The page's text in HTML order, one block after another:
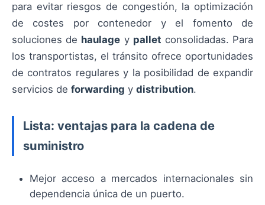
para evitar riesgos de congestión, la optimización
de costes por contenedor y el fomento de
soluciones de haulage y pallet consolidadas. Para
los transportistas, el tránsito ofrece oportunidades
de contratos regulares y la posibilidad de expandir
servicios de forwarding y distribution.
Lista: ventajas para la cadena de
suministro
Mejor acceso a mercados internacionales sin
dependencia única de un puerto.